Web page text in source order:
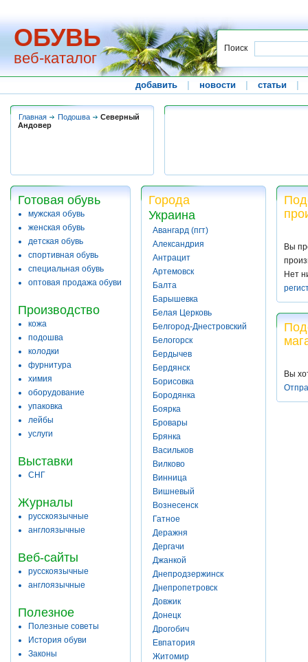
ОБУВЬ
веб-каталог
Поиск
добавить новости статьи
Главная Подошва
Северный
Андовер
Готовая обувь
мужская обувь
женская обувь
детская обувь
спортивная обувь
специальная обувь
оптовая продажа обуви
Производство
кожа
подошва
колодки
фурнитура
химия
оборудование
упаковка
лейбы
услуги
Выставки
СНГ
Журналы
русскоязычные
англоязычные
Веб-сайты
русскоязычные
англоязычные
Полезное
Полезные советы
История обуви
Законы
Города
Украина
Авангард (пгт)
Александрия
Антрацит
Артемовск
Балта
Барышевка
Белая Церковь
Белгород-Днестровский
Белогорск
Бердычев
Бердянск
Борисовка
Бородянка
Боярка
Бровары
Брянка
Васильков
Вилково
Винница
Вишневый
Вознесенск
Гатное
Деражня
Дергачи
Джанкой
Днепродзержинск
Днепропетровск
Довжик
Донецк
Дрогобич
Евпатория
Житомир
Вы
Нет
Вы